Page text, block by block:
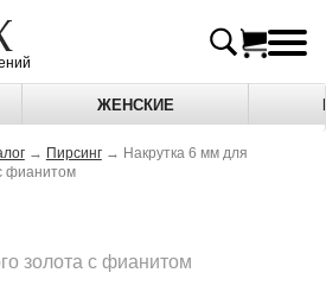
ЖЕНСКИЕ
→ Пирсинг → Накрутка 6 мм для
фианитом
золота c фианитом